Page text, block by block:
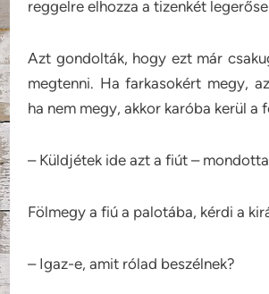
reggelre elhozza a tizenkét
Azt gondolták, hogy ezt már
megtenni. Ha farkasokért megy,
ha nem megy, akkor karóba kerül a
– Küldjétek ide azt a fiút –
Fölmegy a fiú a palotába, kérdi a
– Igaz-e, amit rólad beszélnek?